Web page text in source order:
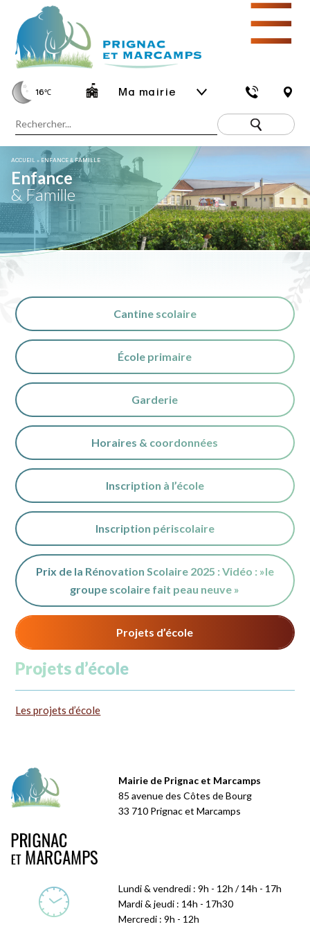
16℃ Ma mairie
☰
ACCUEIL » ENFANCE & FAMILLE
Enfance
& Famille
Cantine scolaire
École primaire
Garderie
Horaires & coordonnées
Inscription à l’école
Inscription périscolaire
Prix de la Rénovation Scolaire 2025 : Vidéo : »le
groupe scolaire fait peau neuve »
Projets d’école
Projets d’école
Les projets d’école
Mairie de Prignac et Marcamps
85 avenue des Côtes de Bourg
33 710 Prignac et Marcamps
Lundi & vendredi : 9h - 12h / 14h - 17h
Mardi & jeudi : 14h - 17h30
Mercredi : 9h - 12h